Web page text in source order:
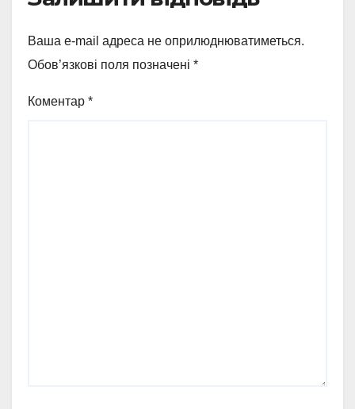
Ваша e-mail адреса не оприлюднюватиметься.
Обов’язкові поля позначені *
Коментар *